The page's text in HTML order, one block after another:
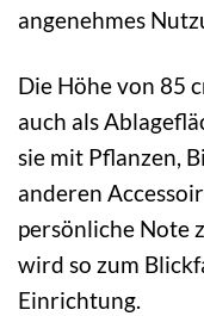
angenehmes
Die Höhe von 85
auch als
sie mit Pflanzen,
anderen
persönliche Note
wird so zum
Einrichtung.